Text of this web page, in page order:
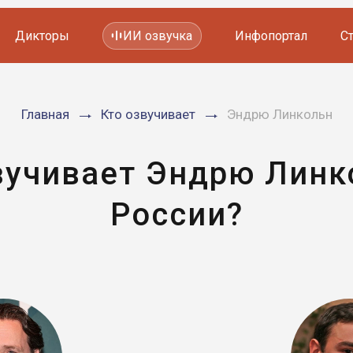
Мультфильмов
Дикторы ИИ озвучка Инфопортал
Главная Кто озвучивает Эндрю Линкольн
Эндрю
России?